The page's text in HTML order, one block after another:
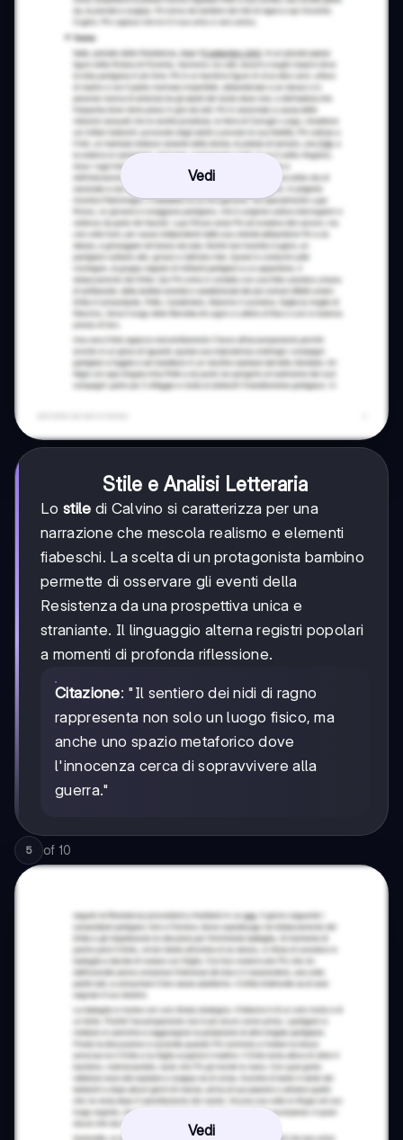
Vedi
Stile e Analisi Letteraria
Lo stile di Calvino si caratterizza per una
narrazione che mescola realismo e elementi
fiabeschi. La scelta di un protagonista bambino
permette di osservare gli eventi della
Resistenza da una prospettiva unica e
straniante. Il linguaggio alterna registri popolari
a momenti di profonda riflessione.
Citazione: "Il sentiero dei nidi di ragno
rappresenta non solo un luogo fisico, ma
anche uno spazio metaforico dove
l'innocenza cerca di sopravvivere alla
guerra."
5 of 10
Vedi